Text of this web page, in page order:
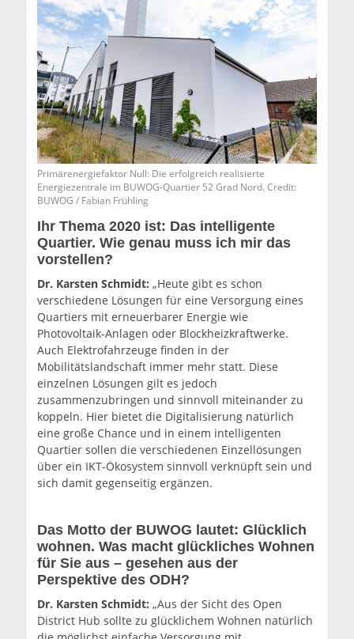
Primärenergiefaktor Null: Die erfolgreich realisierte
Energiezentrale im BUWOG-Quartier 52 Grad Nord. Credit:
BUWOG / Fabian Frühling
Ihr Thema 2020 ist: Das intelligente
Quartier. Wie genau muss ich mir das
vorstellen?
Dr. Karsten Schmidt:„Heute gibt es schon
verschiedene Lösungen für eine Versorgung eines
Quartiers mit erneuerbarer Energie wie
Photovoltaik-Anlagen oder Blockheizkraftwerke.
Auch Elektrofahrzeuge finden in der
Mobilitätslandschaft immer mehr statt. Diese
einzelnen Lösungen gilt es jedoch
zusammenzubringen und sinnvoll miteinander zu
koppeln. Hier bietet die Digitalisierung natürlich
eine große Chance und in einem intelligenten
Quartier sollen die verschiedenen Einzellösungen
über ein IKT-Ökosystem sinnvoll verknüpft sein und
sich damit gegenseitig ergänzen.
Das Motto der BUWOG lautet: Glücklich
wohnen. Was macht glückliches Wohnen
für Sie aus – gesehen aus der
Perspektive des ODH?
Dr. Karsten Schmidt:„Aus der Sicht des Open
District Hub sollte zu glücklichem Wohnen natürlich